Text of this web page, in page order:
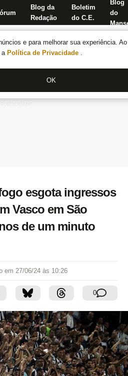
e para melhorar sua experiência.
a Política de Privacidade .
OK
Blog da
Redação
Boletim
do C.E.
Blog
do
esgota ingressos
Vasco em São
de um minuto
em 27/06/24 às 10:26
0